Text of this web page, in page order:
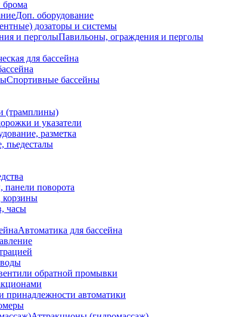
брома
Доп. оборудование
дозаторы и системы
Павильоны, ограждения и перголы
для бассейна
Спортивные бассейны
(трамплины)
и указатели
разметка
пьедесталы
панели поворота
корзины
часы
Автоматика для бассейна
обратной промывки
автоматики